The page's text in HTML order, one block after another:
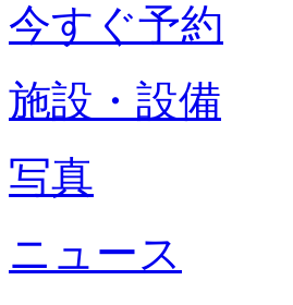
今すぐ予約
施設・設備
写真
ニュース